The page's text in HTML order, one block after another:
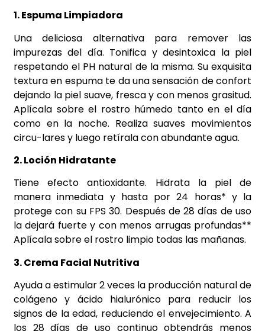
1. Espuma Limpiadora
Una deliciosa alternativa para remover las
impurezas del día. Tonifica y desintoxica la piel
respetando el PH natural de la misma. Su exquisita
textura en espuma te da una sensación de confort
dejando la piel suave, fresca y con menos grasitud.
Aplícala sobre el rostro húmedo tanto en el día
como en la noche. Realiza suaves movimientos
circu-lares y luego retírala con abundante agua.
2. Loción Hidratante
Tiene efecto antioxidante. Hidrata la piel de
manera inmediata y hasta por 24 horas* y la
protege con su FPS 30. Después de 28 días de uso
la dejará fuerte y con menos arrugas profundas**
Aplícala sobre el rostro limpio todas las mañanas.
3. Crema Facial Nutritiva
Ayuda a estimular 2 veces la producción natural de
colágeno y ácido hialurónico para reducir los
signos de la edad, reduciendo el envejecimiento. A
los 28 días de uso continuo obtendrás menos